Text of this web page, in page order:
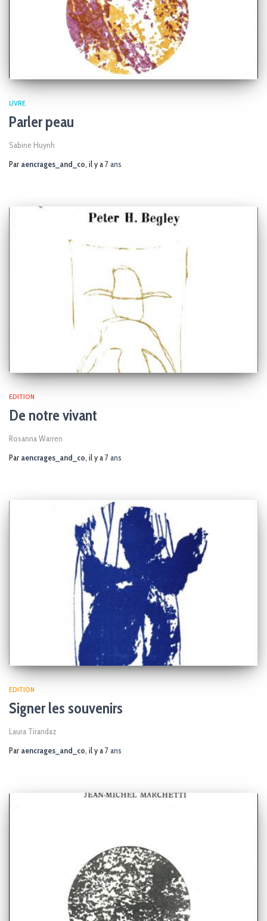
LIVRE
Parler peau
Sabine Huynh
Par aencrages_and_co, il y a7 ans
EDITION
De notre vivant
Rosanna Warren
Par aencrages_and_co, il y a7 ans
EDITION
Signer les souvenirs
Laura Tirandaz
Par aencrages_and_co, il y a7 ans